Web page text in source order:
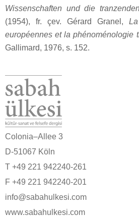
Wissenschaften und die
(1954), fr. çev. Gérard Granel,
européennes et la phénoménologie
Gallimard, 1976, s. 152.
Colonia–Allee 3
D-51067 Köln
T +49 221 942240-261
F +49 221 942240-201
info@sabahulkesi.com
www.sabahulkesi.com